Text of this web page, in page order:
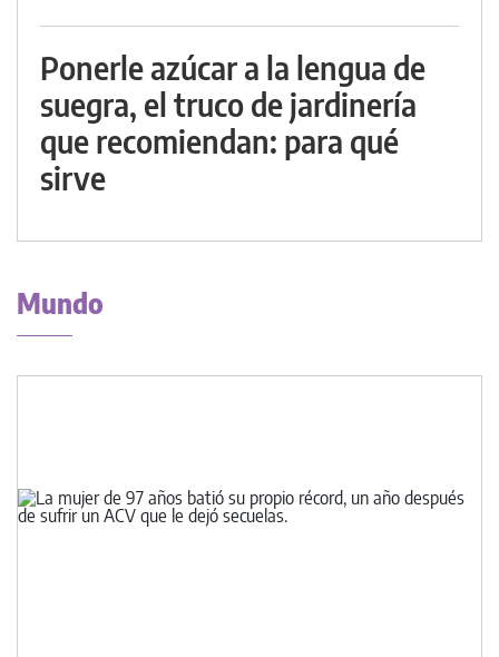
Ponerle azúcar a la lengua de
suegra, el truco de jardinería
que recomiendan: para qué
sirve
Mundo